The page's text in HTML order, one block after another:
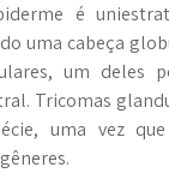
é
uma cabeça
um deles
Tricomas
uma vez